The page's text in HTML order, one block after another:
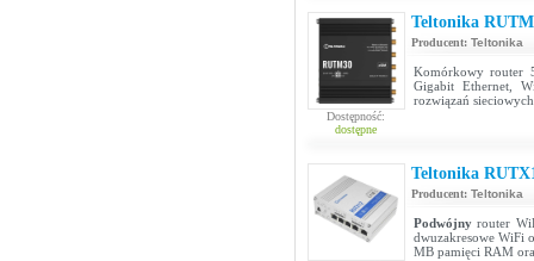
Dostępność:
dostępne
Teltonika
Producent: Teltonika
Komórkowy router
Gigabit Ethernet,
rozwiązań sieciowych
Teltonika
Producent: Teltonika
Podwójnyrouter
dwuzakresowe WiFi
MB pamięci RAM